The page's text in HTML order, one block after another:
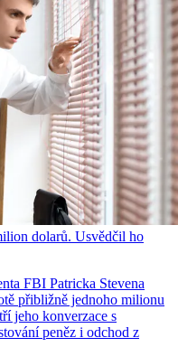
dolarů. Usvědčil ho
FBI Patricka Stevena
přibližně jednoho milionu
jeho konverzace s
peněz i odchod z